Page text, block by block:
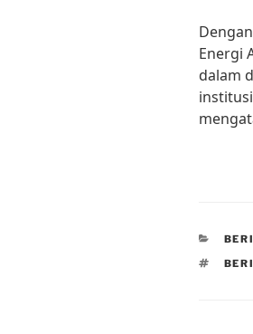
Energi
dalam